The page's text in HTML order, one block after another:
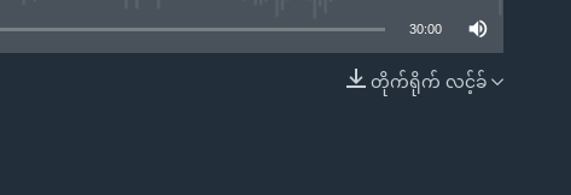
EMBED
30:00
တိုက်ရိုက် လင့်ခ်